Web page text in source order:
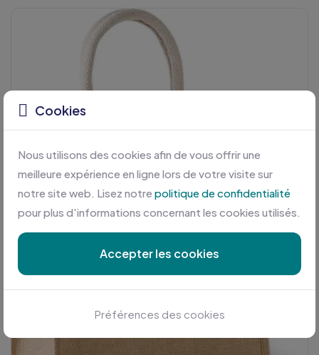
Cookies
Nous utilisons des cookies afin de vous offrir une
meilleure expérience en ligne lors de votre visite sur
notre site web. Lisez notre politique de confidentialité
pour plus d'informations concernant les cookies utilisés.
Accepter les cookies
Préférences des cookies